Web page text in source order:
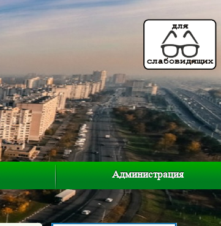
Администрация